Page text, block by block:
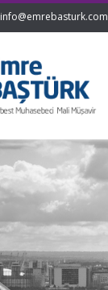
info@emrebasturk.com